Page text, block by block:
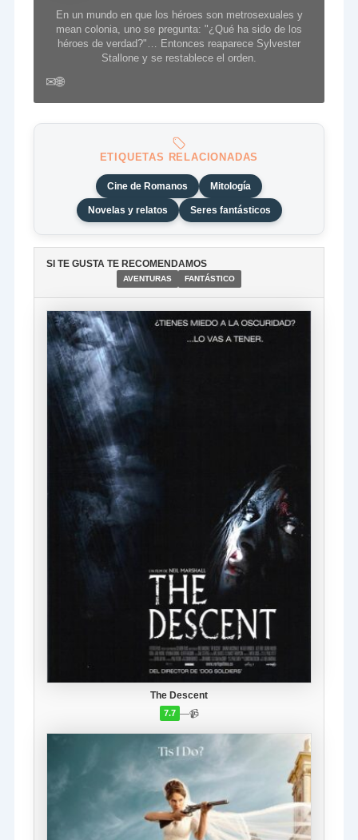
En un mundo en que los héroes son metrosexuales y
mean colonia, uno se pregunta: "¿Qué ha sido de los
héroes de verdad?"… Entonces reaparece Sylvester
Stallone y se restablece el orden.
✉🌐
ETIQUETAS RELACIONADAS
Cine de Romanos Mitología
Novelas y relatos Seres fantásticos
SI TE GUSTA TE RECOMENDAMOS
AVENTURAS FANTÁSTICO
The Descent
7.7 —📹